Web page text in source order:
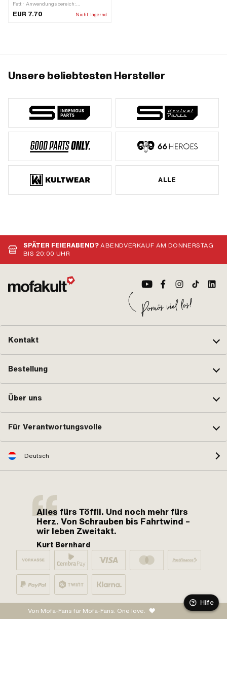
Fett · Anwendungsbereich:
Werkstattzubehör · Material: Gummi
EUR 7.70 Nicht lagernd
Unsere beliebtesten Hersteller
ALLE
SPÄTER FEIERABEND?ABENDVERKAUF AM DONNERSTAG
BIS 20:00 UHR
Kontakt
Bestellung
Über uns
Für Verantwortungsvolle
Deutsch
Alles fürs Töffli. Und noch mehr fürs
Herz. Von Schrauben bis Fahrtwind –
wir leben Zweitakt.
Kurt Bernhard
Von Mofa-Fans für Mofa-Fans. One love.
Hilfe